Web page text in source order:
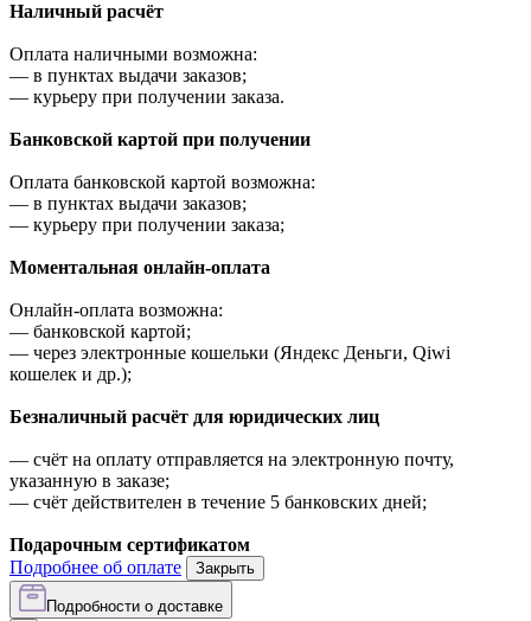
Наличный расчёт
Оплата наличными возможна:
— в пунктах выдачи заказов;
— курьеру при получении заказа.
Банковской картой при получении
Оплата банковской картой возможна:
— в пунктах выдачи заказов;
— курьеру при получении заказа;
Моментальная онлайн-оплата
Онлайн-оплата возможна:
— банковской картой;
— через электронные кошельки (Яндекс Деньги, Qiwi
кошелек и др.);
Безналичный расчёт для юридических лиц
— счёт на оплату отправляется на электронную почту,
указанную в заказе;
— счёт действителен в течение 5 банковских дней;
Подарочным сертификатом
Подробнее об оплате
Закрыть
Подробности о доставке